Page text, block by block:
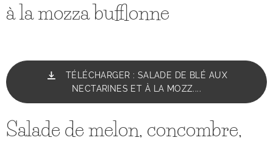
à la mozza bufflonne
TÉLÉCHARGER : SALADE DE BLÉ AUX
NECTARINES ET À LA MOZZ....
Salade de melon, concombre,